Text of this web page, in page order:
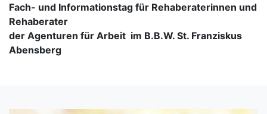
Fach- und Informationstag für Rehaberaterinnen und
Rehaberater
der Agenturen für Arbeit im B.B.W. St. Franziskus
Abensberg